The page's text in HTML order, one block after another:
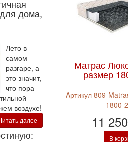
дома,
Лето в
самом
разгаре, а
это значит,
что пора
воздухе!
далее
Матрас
размер
Aртикул 809-
1800-
11
В